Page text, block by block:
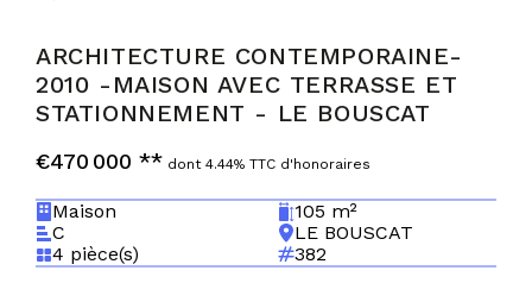
ARCHITECTURE CONTEMPORAINE-
2010 -MAISON AVEC TERRASSE ET
STATIONNEMENT - LE BOUSCAT
€470 000 ** dont 4.44% TTC d'honoraires
Maison
105 m²
C
LE BOUSCAT
4 pièce(s)
382